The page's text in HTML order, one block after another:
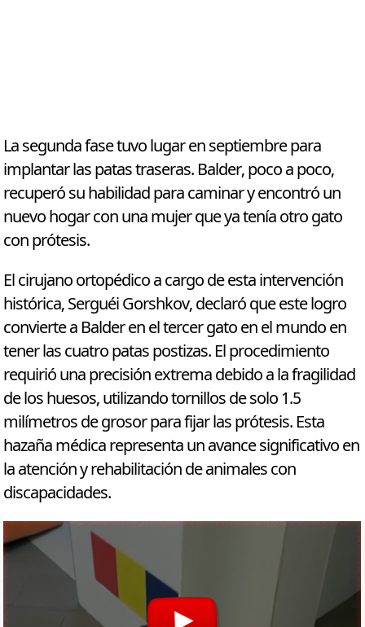
La segunda fase tuvo lugar en septiembre para
implantar las patas traseras. Balder, poco a poco,
recuperó su habilidad para caminar y encontró un
nuevo hogar con una mujer que ya tenía otro gato
con prótesis.
El cirujano ortopédico a cargo de esta intervención
histórica, Serguéi Gorshkov, declaró que este logro
convierte a Balder en el tercer gato en el mundo en
tener las cuatro patas postizas. El procedimiento
requirió una precisión extrema debido a la fragilidad
de los huesos, utilizando tornillos de solo 1.5
milímetros de grosor para fijar las prótesis. Esta
hazaña médica representa un avance significativo en
la atención y rehabilitación de animales con
discapacidades.